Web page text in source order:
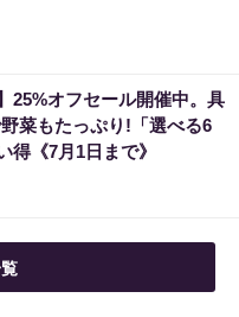
25%オフセール開催中。具
菜もたっぷり!「選べる6
得《7月1日まで》